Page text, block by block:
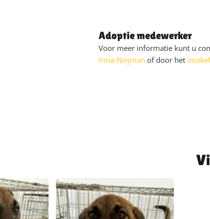
Adoptie medewerker
Voor meer informatie kunt u
Irma Neijman of door het